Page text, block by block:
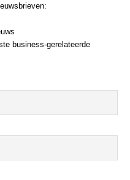
business-gerelateerde